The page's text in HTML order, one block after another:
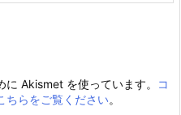
Akismet を使っています。
コ
ちらをご覧ください。